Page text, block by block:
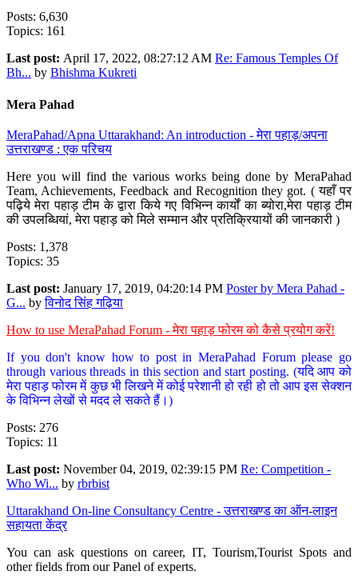
Posts: 6,630
Topics: 161
Last post: April 17, 2022, 08:27:12 AM Re: Famous Temples Of
Bh... by Bhishma Kukreti
Mera Pahad
MeraPahad/Apna Uttarakhand: An introduction - मेरा पहाड़/अपना
उत्तराखण्ड : एक परिचय
Here you will find the various works being done by MeraPahad
Team, Achievements, Feedback and Recognition they got. ( यहाँ पर
पढ़िये मेरा पहाड़ टीम के द्वारा किये गए विभिन्न कार्यों का ब्योरा,मेरा पहाड़ टीम
की उपलब्धियां, मेरा पहाड़ को मिले सम्मान और प्रतिक्रियायों की जानकारी )
Posts: 1,378
Topics: 35
Last post: January 17, 2019, 04:20:14 PM Poster by Mera Pahad -
G... byविनोद सिंह गढ़िया
How to use MeraPahad Forum - मेरा पहाड़ फोरम को कैसे प्रयोग करें!
If you don't know how to post in MeraPahad Forum please go
through various threads in this section and start posting. (यदि आप को
मेरा पहाड़ फोरम में कुछ भी लिखने में कोई परेशानी हो रही हो तो आप इस सेक्शन
के विभिन्न लेखों से मदद ले सकते हैं।)
Posts: 276
Topics: 11
Last post: November 04, 2019, 02:39:15 PM Re: Competition -
Who Wi... by rbrbist
Uttarakhand On-line Consultancy Centre - उत्तराखण्ड का ऑन-लाइन
सहायता केंद्र
You can ask questions on career, IT, Tourism,Tourist Spots and
other fields from our Panel of experts.